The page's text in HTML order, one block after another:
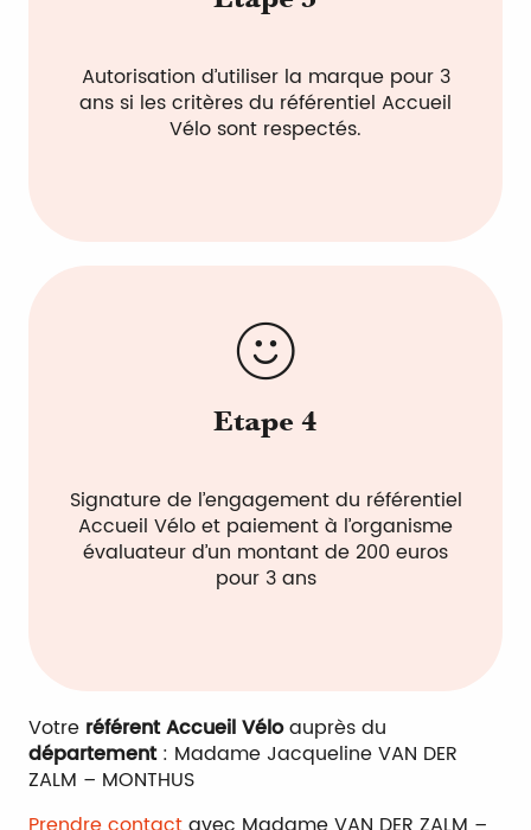
Autorisation d’utiliser la marque pour 3
ans si les critères du référentiel Accueil
Vélo sont respectés.
Etape 4
Signature de l’engagement du référentiel
Accueil Vélo et paiement à l’organisme
évaluateur d’un montant de 200 euros
pour 3 ans
Votre référent Accueil Véloauprès du
département: Madame Jacqueline VAN DER
ZALM – MONTHUS